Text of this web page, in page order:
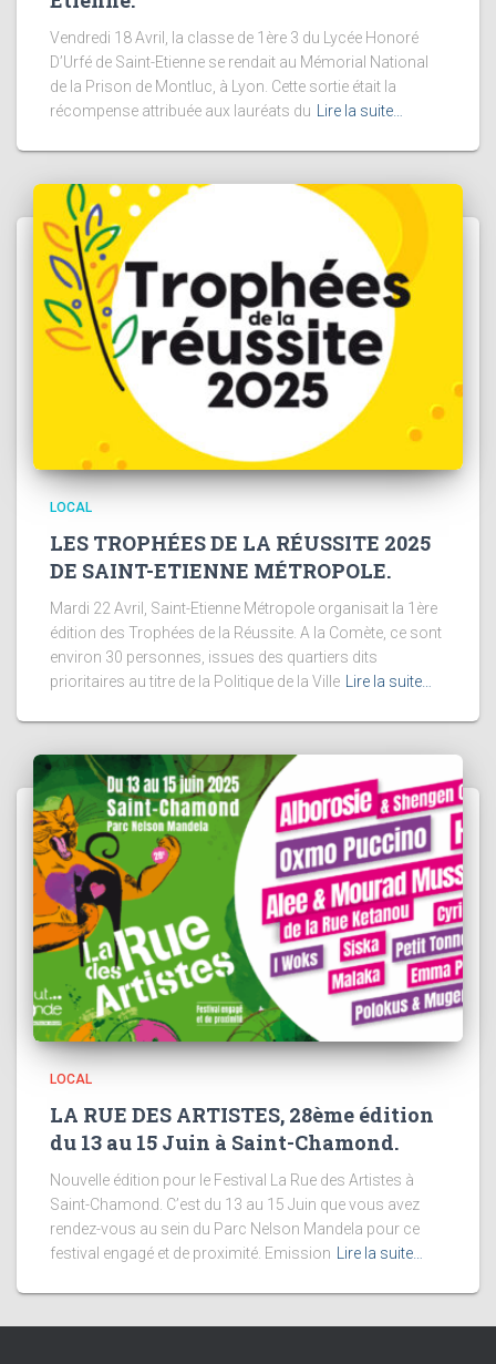
Vendredi 18 Avril, la classe de 1ère 3 du Lycée Honoré
D’Urfé de Saint-Etienne se rendait au Mémorial National
de la Prison de Montluc, à Lyon. Cette sortie était la
récompense attribuée aux lauréats du
Lire la suite…
LOCAL
LES TROPHÉES DE LA RÉUSSITE 2025
DE SAINT-ETIENNE MÉTROPOLE.
Mardi 22 Avril, Saint-Etienne Métropole organisait la 1ère
édition des Trophées de la Réussite. A la Comète, ce sont
environ 30 personnes, issues des quartiers dits
prioritaires au titre de la Politique de la Ville Lire la suite…
LOCAL
LA RUE DES ARTISTES, 28ème édition
du 13 au 15 Juin à Saint-Chamond.
Nouvelle édition pour le Festival La Rue des Artistes à
Saint-Chamond. C’est du 13 au 15 Juin que vous avez
rendez-vous au sein du Parc Nelson Mandela pour ce
festival engagé et de proximité. Emission
Lire la suite…